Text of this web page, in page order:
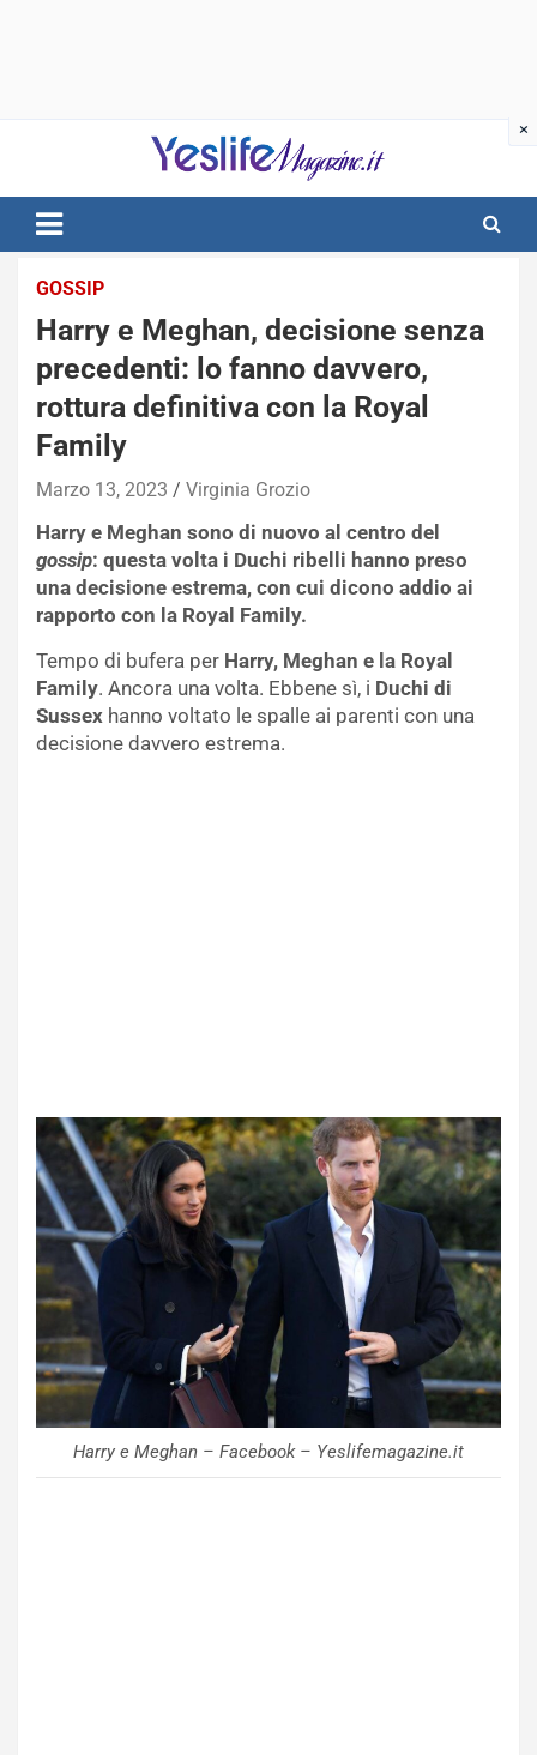
notizie di intrattenimento
GOSSIP
Harry e Meghan, decisione senza
precedenti: lo fanno davvero,
rottura definitiva con la Royal
Family
Marzo 13, 2023 Virginia Grozio
Harry e Meghan sono di nuovo al centro del
gossip: questa volta i Duchi ribelli hanno preso
una decisione estrema, con cui dicono addio ai
rapporto con la Royal Family.
Tempo di bufera per Harry, Meghan e la Royal
Family. Ancora una volta. Ebbene sì, i Duchi di
Sussex hanno voltato le spalle ai parenti con una
decisione davvero estrema.
Harry e Meghan – Facebook – Yeslifemagazine.it